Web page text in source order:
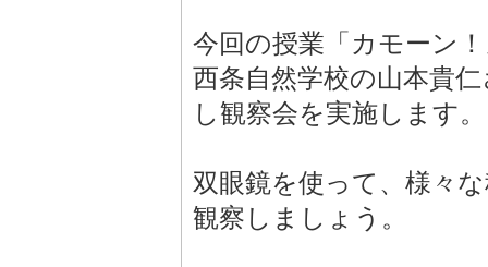
今回の授業「カモーン
西条自然学校の山本貴
し観察会を実施します。
双眼鏡を使って、様々
観察しましょう。